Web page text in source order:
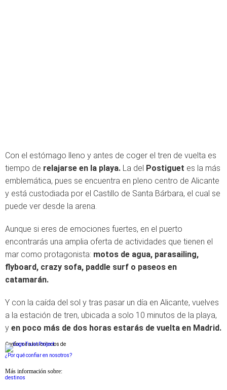
Con el estómago lleno y antes de coger el tren de vuelta es
tiempo de relajarse en la playa. La del Postiguet es la más
emblemática, pues se encuentra en pleno centro de Alicante
y está custodiada por el Castillo de Santa Bárbara, el cual se
puede ver desde la arena.
Aunque si eres de emociones fuertes, en el puerto
encontrarás una amplia oferta de actividades que tienen el
mar como protagonista: motos de agua, parasailing,
flyboard, crazy sofa, paddle surf o paseos en
catamarán.
Y con la caída del sol y tras pasar un día en Alicante, vuelves
a la estación de tren, ubicada a solo 10 minutos de la playa,
y en poco más de dos horas estarás de vuelta en Madrid.
Conforme a los criterios de
¿Por qué confiar en nosotros?
Más información sobre:
destinos